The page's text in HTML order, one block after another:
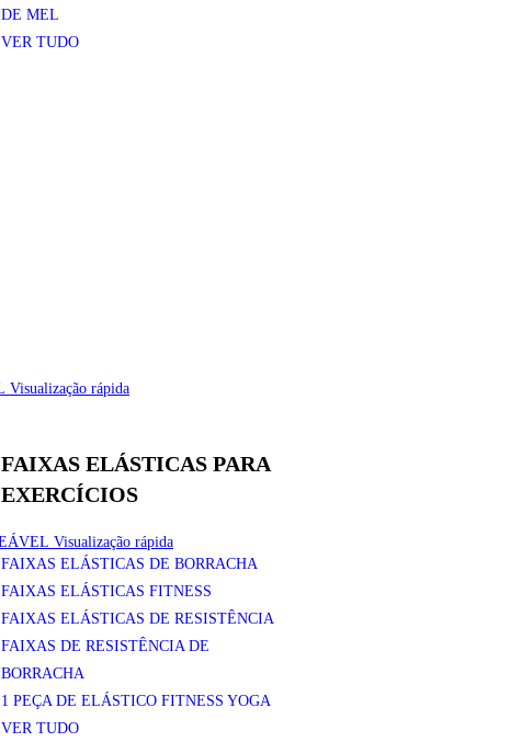
DE MEL
VER TUDO
FAIXAS ELÁSTICAS PARA
EXERCÍCIOS
FAIXAS ELÁSTICAS DE BORRACHA
FAIXAS ELÁSTICAS FITNESS
FAIXAS ELÁSTICAS DE RESISTÊNCIA
FAIXAS DE RESISTÊNCIA DE
BORRACHA
1 PEÇA DE ELÁSTICO FITNESS YOGA
VER TUDO
Visualização rápida
Visualização rápida